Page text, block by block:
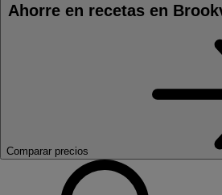
Ahorre en recetas en
Comparar precios